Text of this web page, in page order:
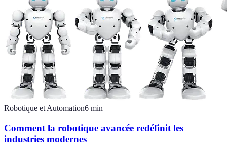
Robotique et Automation6 min
Comment la robotique avancée redéfinit les
industries modernes